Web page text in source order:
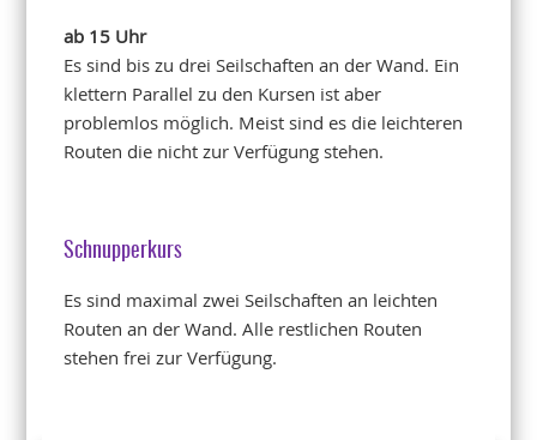
ab 15 Uhr
Es sind bis zu drei Seilschaften an der Wand. Ein
klettern Parallel zu den Kursen ist aber
problemlos möglich. Meist sind es die leichteren
Routen die nicht zur Verfügung stehen.
Schnupperkurs
Es sind maximal zwei Seilschaften an leichten
Routen an der Wand. Alle restlichen Routen
stehen frei zur Verfügung.